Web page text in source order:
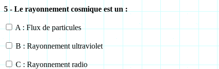
5 - Le rayonnement cosmique est un :
A : Flux de particules
B : Rayonnement ultraviolet
C : Rayonnement radio